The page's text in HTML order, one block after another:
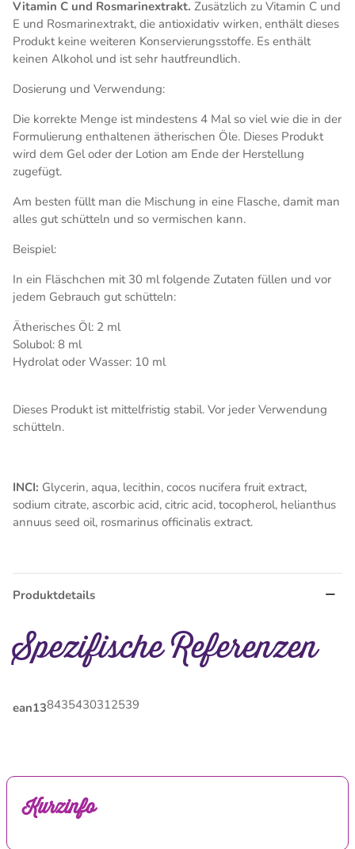
Vitamin C und Rosmarinextrakt. Zusätzlich zu Vitamin C und
E und Rosmarinextrakt, die antioxidativ wirken, enthält dieses
Produkt keine weiteren Konservierungsstoffe. Es enthält
keinen Alkohol und ist sehr hautfreundlich.
Dosierung und Verwendung:
Die korrekte Menge ist mindestens 4 Mal so viel wie die in der
Formulierung enthaltenen ätherischen Öle. Dieses Produkt
wird dem Gel oder der Lotion am Ende der Herstellung
zugefügt.
Am besten füllt man die Mischung in eine Flasche, damit man
alles gut schütteln und so vermischen kann.
Beispiel:
In ein Fläschchen mit 30 ml folgende Zutaten füllen und vor
jedem Gebrauch gut schütteln:
Ätherisches Öl: 2 ml
Solubol: 8 ml
Hydrolat oder Wasser: 10 ml
Dieses Produkt ist mittelfristig stabil. Vor jeder Verwendung
schütteln.
INCI: Glycerin, aqua, lecithin, cocos nucifera fruit extract,
sodium citrate, ascorbic acid, citric acid, tocopherol, helianthus
annuus seed oil, rosmarinus officinalis extract.
Produktdetails
Spezifische Referenzen
ean138435430312539
Kurzinfo